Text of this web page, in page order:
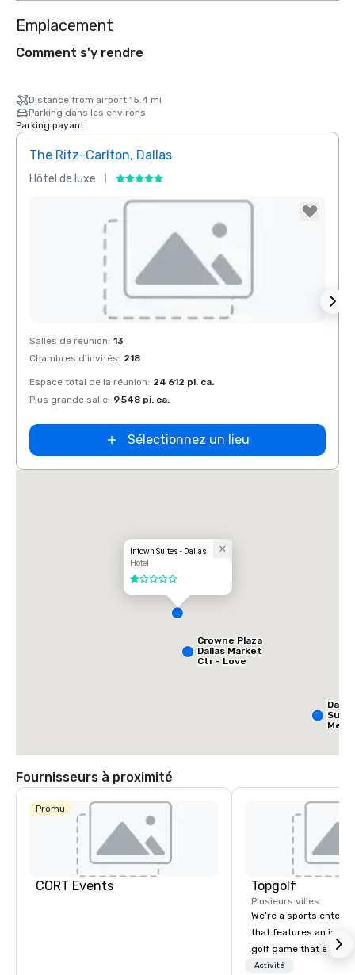
Emplacement
Comment s'y rendre
Distance from airport 15.4 mi
Parking dans les environs
Parking payant
The Ritz-Carlton, Dallas
Hôtel de luxe
Removed from favorites
Salles de réunion: 13
Chambres d'invités: 218
Espace total de la réunion: 24 612 pi. ca.
Plus grande salle: 9 548 pi. ca.
Sélectionnez un lieu
Intown Suites - Dallas
Hôtel
1 sur 5
Crowne Plaza
Dallas Market
Ctr - Love
Fournisseurs à proximité
Promu
CORT Events Topgolf
Plusieurs villes
We’re a sports
that features an
golf game that
Paired with an
Activité